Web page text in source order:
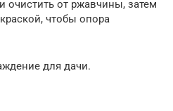
очистить от ржавчины, затем
чтобы опора
для дачи.